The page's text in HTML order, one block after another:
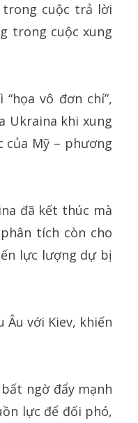
trong cuộc trả lời
trong cuộc xung
vô đơn chí”,
Ukraina khi xung
của Mỹ – phương
đã kết thúc mà
tích còn cho
lực lượng dự bị
Âu với Kiev, khiến
ngờ đẩy mạnh
lực để đối phó,